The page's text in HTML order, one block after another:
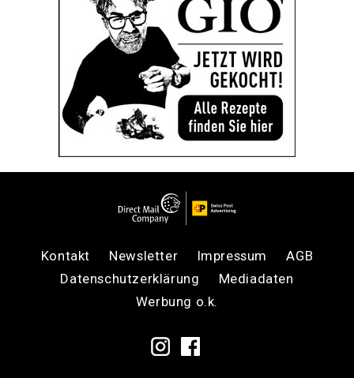
Kontakt Newsletter Impressum
AGB
Datenschutzerklärung
Mediadaten
Werbung o.k.